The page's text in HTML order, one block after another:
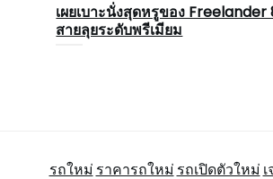
เผยเบาะนั่งสุดหรูของ Freelander
สายลุยระดับพรีเมียม
รถใหม่ ราคารถใหม่ รถเปิดตัวใหม่